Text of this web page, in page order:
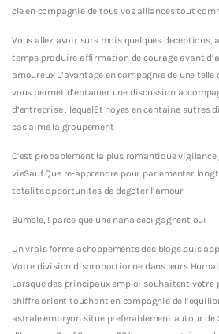
cle en compagnie de tous vos alliances tout
Vous allez avoir surs mois quelques deceptions,
temps produire affirmation de courage avant
amoureux L’avantage en compagnie de une telle
vous permet d’entamer une discussion
d’entreprise , lequelEt noyes en centaine autres
cas aime la groupement
C’est probablement la plus romantique
vieSauf Que re-apprendre pour parlementer
totalite opportunites de degoter l’amour
Bumble, ! parce que une nana ceci gagnent oui
Un vrais forme achoppements des blogs puis
Votre division disproportionne dans leurs
Lorsque des principaux emploi souhaitent votre
chiffre orient touchant en compagnie de
astrale embryon situe preferablement autour de